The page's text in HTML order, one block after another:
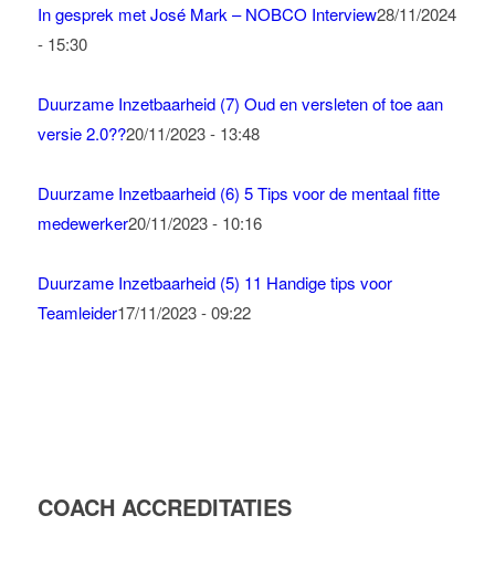
In gesprek met José Mark – NOBCO Interview28/11/2024
- 15:30
Duurzame Inzetbaarheid (7) Oud en versleten of toe aan
versie 2.0??20/11/2023 - 13:48
Duurzame Inzetbaarheid (6) 5 Tips voor de mentaal fitte
medewerker20/11/2023 - 10:16
Duurzame Inzetbaarheid (5) 11 Handige tips voor
Teamleider17/11/2023 - 09:22
COACH ACCREDITATIES